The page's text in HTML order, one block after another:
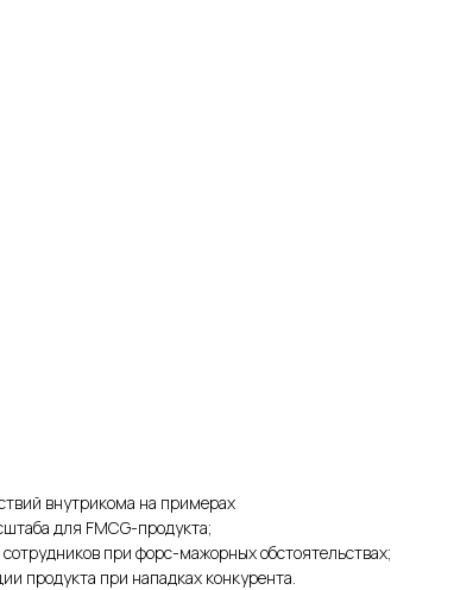
внутрикома на примерах
для FMCG-продукта;
при форс-мажорных обстоятельствах;
продукта при нападках конкурента.